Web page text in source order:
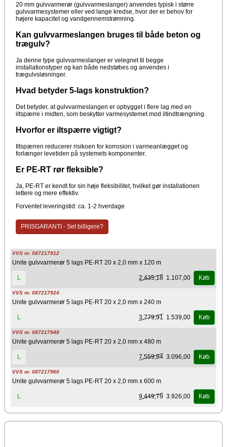
20 mm gulvvarmerør (gulvvarmeslanger) anvendes typisk i større
gulvvarmesystemer eller ved lange kredse, hvor der er behov for
højere kapacitet og vandgennemstrømning.
Kan gulvvarmeslangen bruges til både beton og
trægulv?
Ja denne type gulvvarmeslanger er velegnet til begge
installationstyper og kan både nedstøbes og anvendes i
trægulvsløsninger.
Hvad betyder 5-lags konstruktion?
Det betyder, at gulvvarmeslangen er opbygget i flere lag med en
iltspærre i midten, som beskytter varmesystemet mod iltindtrængning.
Hvorfor er iltspærre vigtigt?
Iltspærren reducerer risikoen for korrosion i varmeanlægget og
forlænger levetiden på systemets komponenter.
Er PE-RT rør fleksible?
Ja, PE-RT er kendt for sin høje fleksibilitet, hvilket gør installationen
lettere og mere effektiv.
Forventet leveringstid: ca. 1-2 hverdage
PRISGARANTI - Set billigere?
VVS nr. 087217912
Unite gulvvarmerør 5 lags PE-RT 20 x 2,0 mm x 120 m
L 2.435,18 1.107,00 Køb
VVS nr. 087217924
Unite gulvvarmerør 5 lags PE-RT 20 x 2,0 mm x 240 m
L 3.779,91 1.539,00 Køb
VVS nr. 087217948
Unite gulvvarmerør 5 lags PE-RT 20 x 2,0 mm x 480 m
L 7.559,84 3.096,00 Køb
VVS nr. 087217960
Unite gulvvarmerør 5 lags PE-RT 20 x 2,0 mm x 600 m
L 9.449,79 3.926,00 Køb